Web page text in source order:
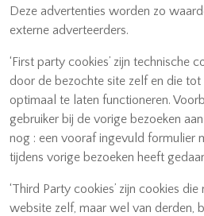
Deze advertenties worden zo
externe adverteerders.
‘First party cookies’ zijn technische
door de bezochte site zelf en die
optimaal te laten functioneren.
gebruiker bij de vorige bezoeken
nog : een vooraf ingevuld formulier
tijdens vorige bezoeken heeft
‘Third Party cookies’ zijn cookies
website zelf, maar wel van derden,